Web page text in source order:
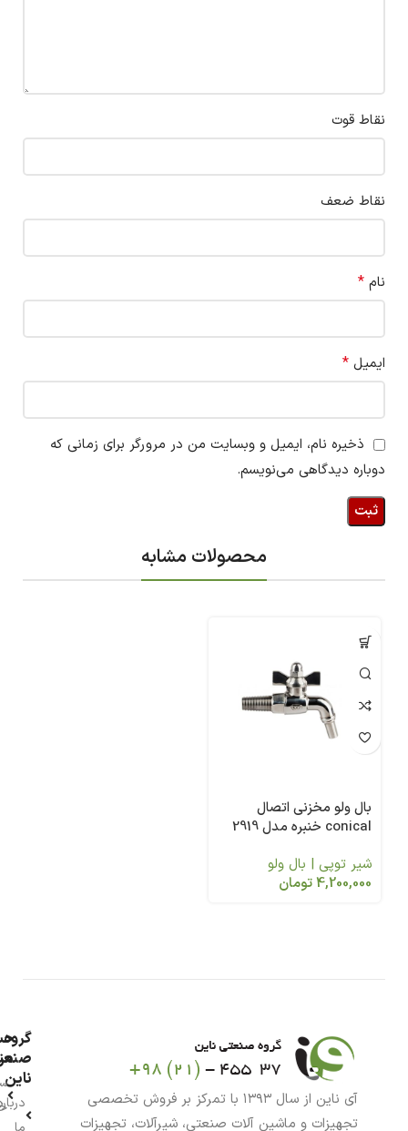
نقاط قوت
نقاط ضعف
نام *
ایمیل *
ذخیره نام، ایمیل و وبسایت من در مرورگر برای زمانی که
دوباره دیدگاهی می‌نویسم.
محصولات مشابه
بال ولو مخزنی اتصال
conical خنبره مدل 2919
شیر توپی | بال ولو
4,200,000تومان
آی ناین از سال ۱۳۹۳ با تمرکز بر فروش تخصصی
تجهیزات و ماشین آلات صنعتی، شیرآلات، تجهیزات
گروه
ناین